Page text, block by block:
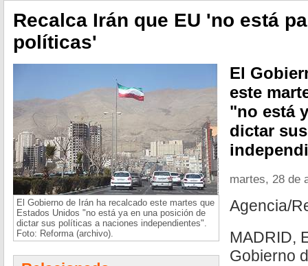
Recalca Irán que EU 'no está
políticas'
El Gobierno de Irán ha recalcado este martes que
Estados Unidos "no está ya en una posición de
dictar sus políticas a naciones independientes".
Foto: Reforma (archivo).
El
este
"no está
dictar
martes, 28 de
Agencia/
MADRID,
Gobierno